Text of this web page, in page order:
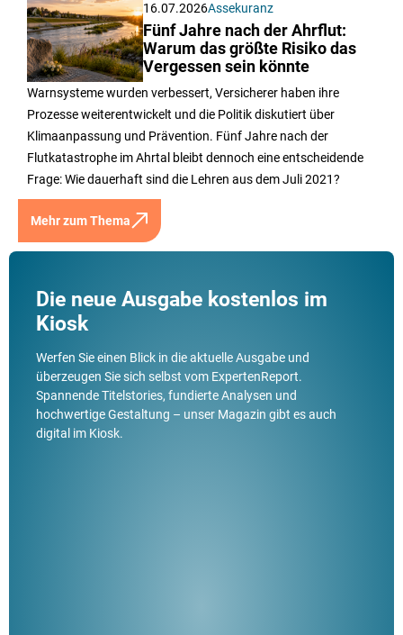
16.07.2026Assekuranz
Fünf Jahre nach der Ahrflut:
Warum das größte Risiko das
Vergessen sein könnte
Warnsysteme wurden verbessert, Versicherer haben ihre
Prozesse weiterentwickelt und die Politik diskutiert über
Klimaanpassung und Prävention. Fünf Jahre nach der
Flutkatastrophe im Ahrtal bleibt dennoch eine entscheidende
Frage: Wie dauerhaft sind die Lehren aus dem Juli 2021?
Mehr zum Thema
Die neue Ausgabe kostenlos im
Kiosk
Werfen Sie einen Blick in die aktuelle Ausgabe und
überzeugen Sie sich selbst vom ExpertenReport.
Spannende Titelstories, fundierte Analysen und
hochwertige Gestaltung – unser Magazin gibt es auch
digital im Kiosk.